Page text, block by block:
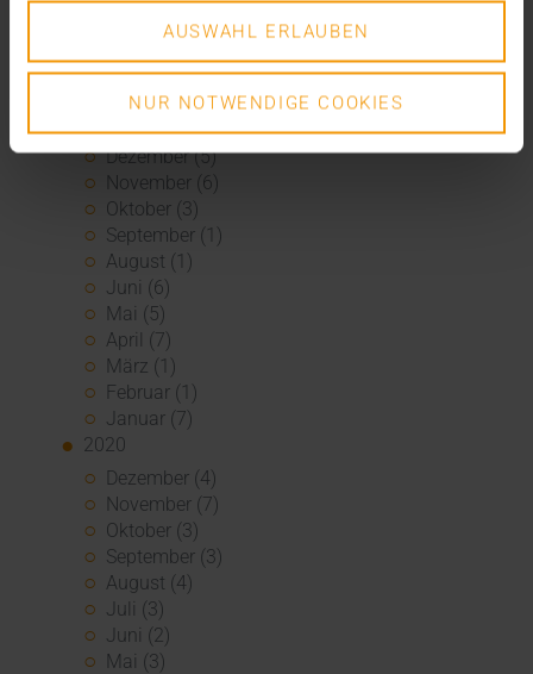
AUSWAHL ERLAUBEN
NUR NOTWENDIGE COOKIES
März (1)
Februar (1)
Januar (4)
Dezember (5)
November (6)
Oktober (3)
September (1)
August (1)
Juni (6)
Mai (5)
April (7)
März (1)
Februar (1)
Januar (7)
2020
Dezember (4)
November (7)
Oktober (3)
September (3)
August (4)
Juli (3)
Juni (2)
Mai (3)